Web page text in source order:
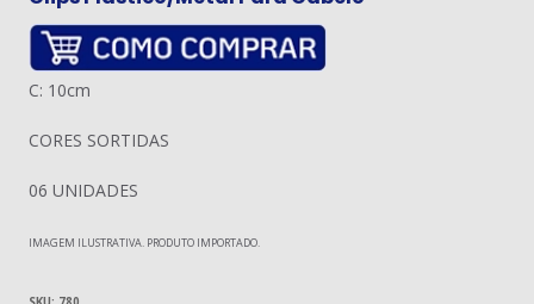
C: 10cm
CORES SORTIDAS
06 UNIDADES
IMAGEM ILUSTRATIVA. PRODUTO IMPORTADO.